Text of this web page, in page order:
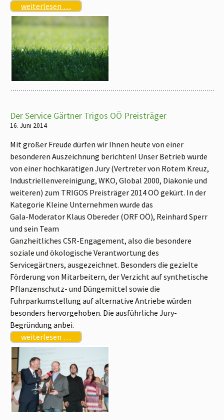
weiterlesen …
Der Service Gärtner Trigos OÖ Preisträger
16. Juni 2014
Mit großer Freude dürfen wir Ihnen heute von einer
besonderen Auszeichnung berichten! Unser Betrieb wurde
von einer hochkarätigen Jury (Vertreter von Rotem Kreuz,
Industriellenvereinigung, WKO, Global 2000, Diakonie und
weiteren) zum TRIGOS Preisträger 2014 OÖ gekürt. In der
Kategorie Kleine Unternehmen wurde das
Gala-Moderator Klaus Obereder (ORF OÖ), Reinhard Sperr
und sein Team
Ganzheitliches CSR-Engagement, also die besondere
soziale und ökologische Verantwortung des
Servicegärtners, ausgezeichnet. Besonders die gezielte
Förderung von Mitarbeitern, der Verzicht auf synthetische
Pflanzenschutz- und Düngemittel sowie die
Fuhrparkumstellung auf alternative Antriebe würden
besonders hervorgehoben. Die ausführliche Jury-
Begründung anbei.
weiterlesen …